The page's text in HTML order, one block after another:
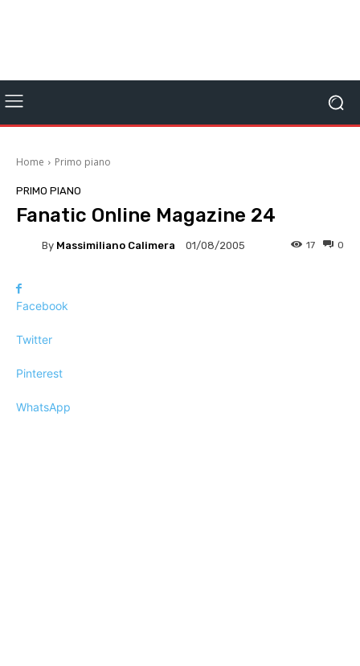
Home Primo piano
PRIMO PIANO
Fanatic Online Magazine 24
By Massimiliano Calimera 01/08/2005 0
17
Facebook
Twitter
Pinterest
WhatsApp